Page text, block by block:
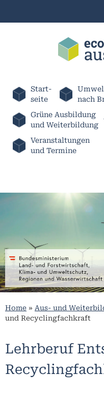
Start-
seite
nach
Grüne Ausbildung
und Weiterbildung
Veranstaltungen
und Termine
Home » Aus- und
und Recyclingfachkraft
Lehrberuf